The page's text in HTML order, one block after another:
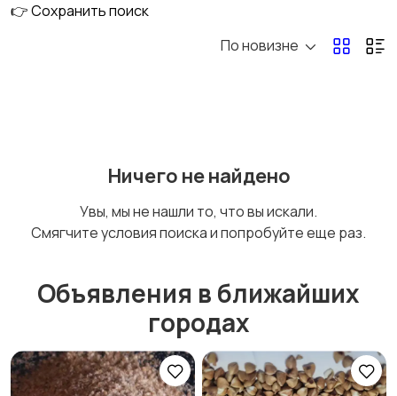
Мода и личные вещи
Для бизнеса
Строительство и
ремонт
👉 Сохранить поиск
По новизне
Ничего не найдено
Увы, мы не нашли то, что вы искали.
Смягчите условия поиска и попробуйте еще раз.
Объявления в ближайших
городах